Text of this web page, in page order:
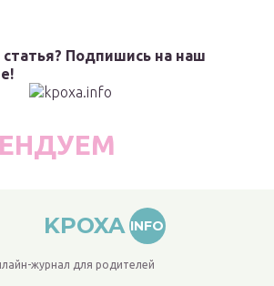
статья? Подпишись на наш
KPOXA INFO
журнал для родителей